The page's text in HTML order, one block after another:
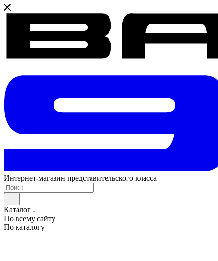
Интернет-магазин представительского класса
Каталог
По всему сайту
По каталогу